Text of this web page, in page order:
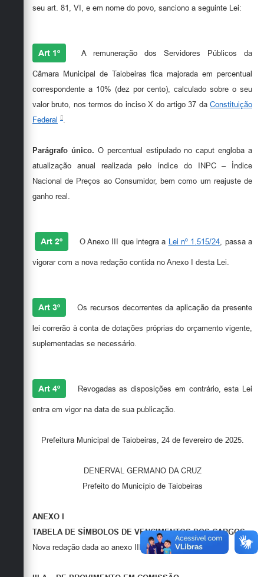
Contato
Secretarias
seu art. 81, VI, e em nome do povo, sanciono a seguinte Lei:
Art 1º A remuneração dos Servidores Públicos da
Câmara Municipal de Taiobeiras fica majorada em percentual
correspondente a 10% (dez por cento), calculado sobre o seu
valor bruto, nos termos do inciso X do artigo 37 da Constituição
Federal
.
Parágrafo único. O percentual estipulado no caput engloba a
atualização anual realizada pelo índice do INPC – Índice
Nacional de Preços ao Consumidor, bem como um reajuste de
ganho real.
Art 2º O Anexo III que integra a Lei nº 1.515/24, passa a
vigorar com a nova redação contida no Anexo I desta Lei.
Art 3º Os recursos decorrentes da aplicação da presente
lei correrão à conta de dotações próprias do orçamento vigente,
suplementadas se necessário.
Art 4º Revogadas as disposições em contrário, esta Lei
entra em vigor na data de sua publicação.
Prefeitura Municipal de Taiobeiras, 24 de fevereiro de 2025.
DENERVAL GERMANO DA CRUZ
Prefeito do Município de Taiobeiras
ANEXO I
TABELA DE SÍMBOLOS DE VENCIMENTOS DOS CARGOS
Nova redação dada ao anexo III daLei 1.515/2024